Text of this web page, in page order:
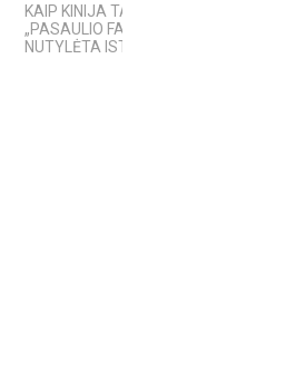
KAIP KINIJA TAPO
„PASAULIO FABRIKU“:
NUTYLĖTA ISTORIJA